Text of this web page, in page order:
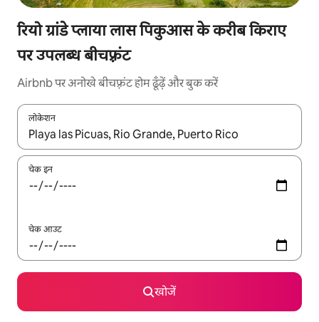
रियो ग्रांडे प्लाया लास पिकुआस के करीब किराए
पर उपलब्ध बीचफ़्रंट
Airbnb पर अनोखे बीचफ़्रंट होम ढूँढ़ें और बुक करें
लोकेशन
नतीजों के उपलब्ध होने पर, अप और डाउन 'ऐरो की' का इस्तेमाल करके नेविगेट
चेक इन
चेक आउट
खोजें